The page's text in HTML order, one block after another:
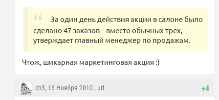
За один день действия акции в салоне было
сделано 47 заказов – вместо обычных трех,
утверждает главный менеджер по продажам.
Чтож, шикарная маркетинговая акция :)
+4
ch3, 16 Ноября 2010 , url